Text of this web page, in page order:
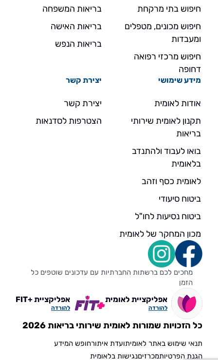
חיפוש בתי מרקחת
חיפוש מכונים, מטפלים
ומעבדות
חיפוש מרכזי רפואה
דחופה
בריאות המשפחה
בריאות האישה
בריאות הנפש
מידע שימושי
אודות לאומית
תקנון לאומית שירותי
בריאות
בואו לעבוד ולהתנדב
בלאומית
לאומית כסף וזהב
ביטוח סיעודי
ביטוח נסיעות לחו"ל
מכון המחקר של לאומית
יצירת קשר
יצירת קשר
הצטרפות לסדנאות
מחכים לכם ברשתות החברתיות עם עדכונים שוטפים כל
הזמן
אפליקציית לאומית
להורדה
אפליקציית +FIT
להורדה
כל הזכויות שמורות לאומית שירותי בריאות 2026
תנאי שימוש באתר לאומיתועדת איתורחופש המידע
הגנת הפרטיותמכרזיםנגישות בלאומית